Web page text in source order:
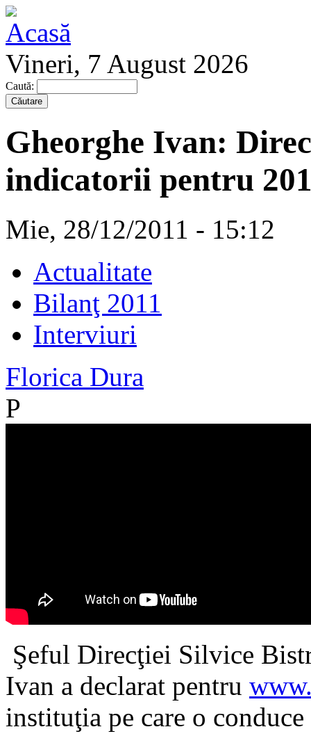
Vineri, 7 August 2026
Caută:
Gheorghe Ivan:
indicatorii pentru
Mie, 28/12/2011 - 15:12
Actualitate
Bilanţ 2011
Interviuri
Florica Dura
P
Şeful Direcţiei Silvice
Ivan a declarat pentru
instituţia pe care o